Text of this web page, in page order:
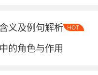
environmental
新的环保政策。）
：意为“反复向
parents drummed
义及例句解析 HOT
的角色与作用